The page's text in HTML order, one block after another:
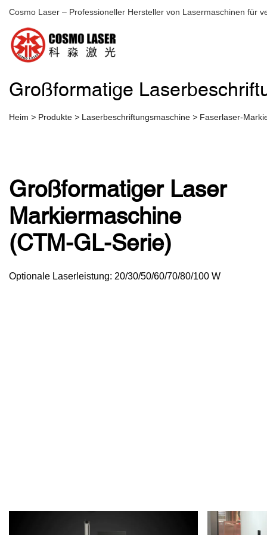
Cosmo Laser – Professioneller Hersteller von Lasermaschinen für
Großformatige
Heim > Produkte > Laserbeschriftungsmaschine > Faserlaser-
Großformatiger Laser
Markiermaschine
(CTM-GL-Serie)
Optionale Laserleistung: 20/30/50/60/70/80/100 W